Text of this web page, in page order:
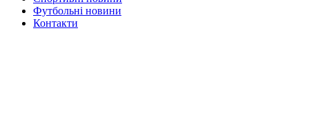
Футбольні новини
Контакти